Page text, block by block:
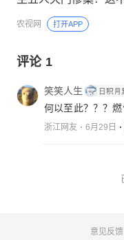
农视网 打开APP
评论 1
笑笑人生
何以至此？？？燃
浙江网友 6月29日
意见反馈